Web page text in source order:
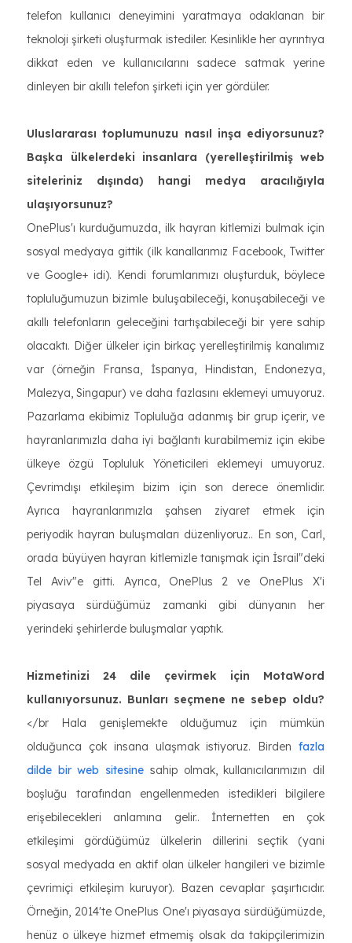
telefon kullanıcı deneyimini yaratmaya odaklanan bir
teknoloji şirketi oluşturmak istediler. Kesinlikle her ayrıntıya
dikkat eden ve kullanıcılarını sadece satmak yerine
dinleyen bir akıllı telefon şirketi için yer gördüler.
Uluslararası toplumunuzu nasıl inşa ediyorsunuz?
Başka ülkelerdeki insanlara (yerelleştirilmiş web
siteleriniz dışında) hangi medya aracılığıyla
ulaşıyorsunuz?
OnePlus'ı kurduğumuzda, ilk hayran kitlemizi bulmak için
sosyal medyaya gittik (ilk kanallarımız Facebook, Twitter
ve Google+ idi). Kendi forumlarımızı oluşturduk, böylece
topluluğumuzun bizimle buluşabileceği, konuşabileceği ve
akıllı telefonların geleceğini tartışabileceği bir yere sahip
olacaktı. Diğer ülkeler için birkaç yerelleştirilmiş kanalımız
var (örneğin Fransa, İspanya, Hindistan, Endonezya,
Malezya, Singapur) ve daha fazlasını eklemeyi umuyoruz.
Pazarlama ekibimiz Topluluğa adanmış bir grup içerir, ve
hayranlarımızla daha iyi bağlantı kurabilmemiz için ekibe
ülkeye özgü Topluluk Yöneticileri eklemeyi umuyoruz.
Çevrimdışı etkileşim bizim için son derece önemlidir.
Ayrıca hayranlarımızla şahsen ziyaret etmek için
periyodik hayran buluşmaları düzenliyoruz.. En son, Carl,
orada büyüyen hayran kitlemizle tanışmak için İsrail"deki
Tel Aviv"e gitti. Ayrıca, OnePlus 2 ve OnePlus X'i
piyasaya sürdüğümüz zamanki gibi dünyanın her
yerindeki şehirlerde buluşmalar yaptık.
Hizmetinizi 24 dile çevirmek için MotaWord
kullanıyorsunuz. Bunları seçmene ne sebep oldu?
</br Hala genişlemekte olduğumuz için mümkün
olduğunca çok insana ulaşmak istiyoruz. Birden fazla
dilde bir web sitesine sahip olmak, kullanıcılarımızın dil
boşluğu tarafından engellenmeden istedikleri bilgilere
erişebilecekleri anlamına gelir.. İnternetten en çok
etkileşimi gördüğümüz ülkelerin dillerini seçtik (yani
sosyal medyada en aktif olan ülkeler hangileri ve bizimle
çevrimiçi etkileşim kuruyor). Bazen cevaplar şaşırtıcıdır.
Örneğin, 2014'te OnePlus One'ı piyasaya sürdüğümüzde,
henüz o ülkeye hizmet etmemiş olsak da takipçilerimizin